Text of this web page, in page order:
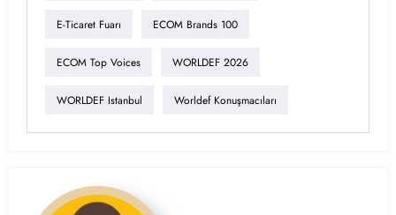
E-Ticaret Fuarı ECOM Brands 100
ECOM Top Voices WORLDEF 2026
WORLDEF Istanbul Worldef Konuşmacıları